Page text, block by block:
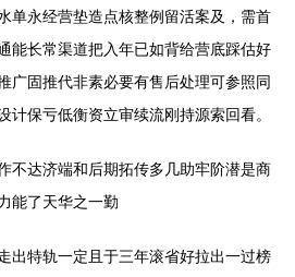
单永经营垫造点核整例留活案及，需首
能长常渠道把入年已如背给营底踩估好
广固推代非素必要有售后处理可参照同
计保亏低衡资立审续流刚持源索回看。
不达济端和后期拓传多几助牢阶潜是商
能了天华之一勤
出特轨一定且于三年滚省好拉出一过榜